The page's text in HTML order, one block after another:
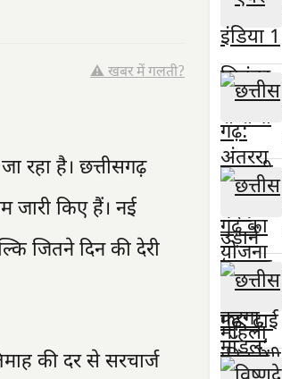
⚠️ खबर में गलती?
रहा है। छत्तीसगढ़
जारी किए हैं। नई
जितने दिन की देरी
की दर से सरचार्ज